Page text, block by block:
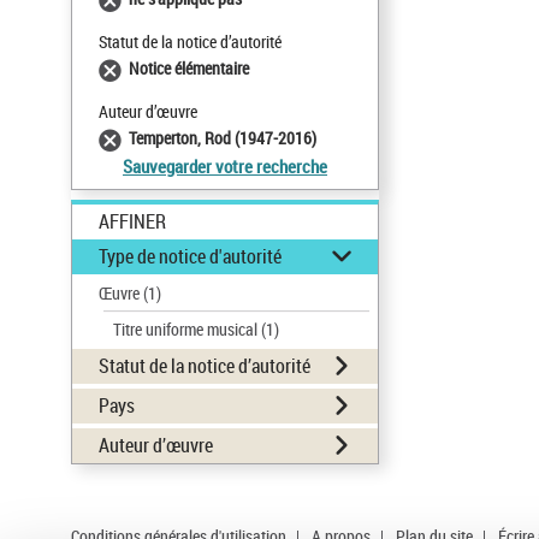
Statut de la notice d’autorité
Notice élémentaire
Auteur d’œuvre
Temperton, Rod (1947-2016)
Sauvegarder votre recherche
AFFINER
Type de notice d'autorité
Œuvre(1)
Titre uniforme musical(1)
Statut de la notice d’autorité
Pays
Auteur d’œuvre